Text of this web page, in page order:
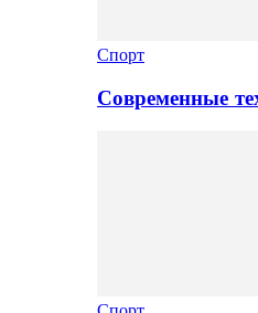
Спорт
Современные